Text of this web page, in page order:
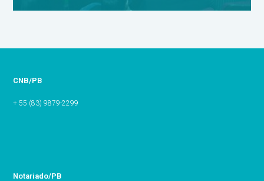
CNB/PB
+ 55 (83) 9879-2299
Notariado/PB